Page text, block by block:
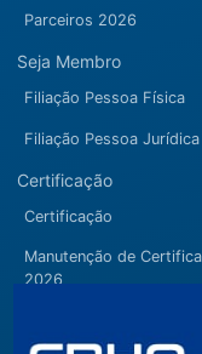
Parceiros 2026
Seja Membro
Filiação Pessoa Física
Filiação Pessoa Jurídica
Certificação
Certificação
Manutenção de
2026